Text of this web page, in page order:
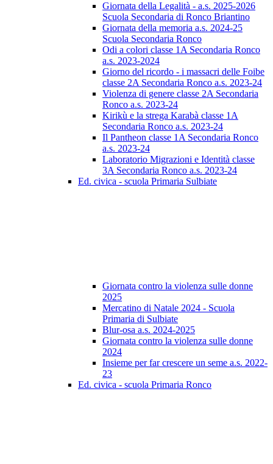
Giornata della Legalità - a.s. 2025-2026
Scuola Secondaria di Ronco Briantino
Giornata della memoria a.s. 2024-25
Scuola Secondaria Ronco
Odi a colori classe 1A Secondaria Ronco
a.s. 2023-2024
Giorno del ricordo - i massacri delle Foibe
classe 2A Secondaria Ronco a.s. 2023-24
Violenza di genere classe 2A Secondaria
Ronco a.s. 2023-24
Kirikù e la strega Karabà classe 1A
Secondaria Ronco a.s. 2023-24
Il Pantheon classe 1A Secondaria Ronco
a.s. 2023-24
Laboratorio Migrazioni e Identità classe
3A Secondaria Ronco a.s. 2023-24
Ed. civica - scuola Primaria Sulbiate
Giornata contro la violenza sulle donne
2025
Mercatino di Natale 2024 - Scuola
Primaria di Sulbiate
Blur-osa a.s. 2024-2025
Giornata contro la violenza sulle donne
2024
Insieme per far crescere un seme a.s. 2022-
23
Ed. civica - scuola Primaria Ronco